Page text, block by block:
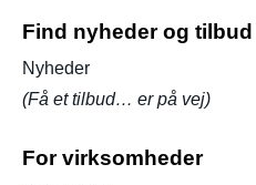
Find nyheder og tilbud
Nyheder
(Få et tilbud… er på vej)
For virksomheder